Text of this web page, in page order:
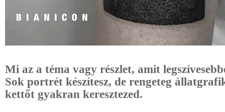
Mi az a téma vagy részlet, amit
Sok portrét készítesz, de rengeteg
kettőt gyakran keresztezed.